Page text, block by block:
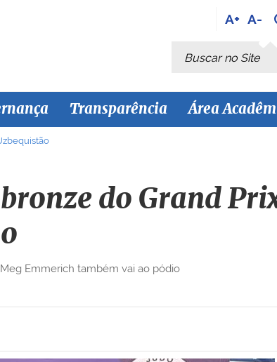
A+ A-
Busca
Busca Avançada…
Transparência Área
do Grand
Emmerich também vai ao pódio